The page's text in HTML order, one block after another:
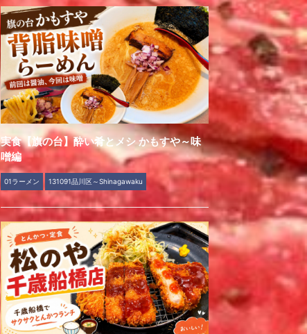
実食【旗の台】酔い肴とメシ かもすや～味
噌編
01ラーメン 131091品川区～Shinagawaku